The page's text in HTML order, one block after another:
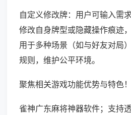
自定义修改牌：用户可输入需
修改自身牌型或隐藏操作痕迹
用于多种场景（如与好友对局
规则，维护公平环境。
聚焦相关游戏功能优势与特色！
雀神广东麻将神器软件；支持